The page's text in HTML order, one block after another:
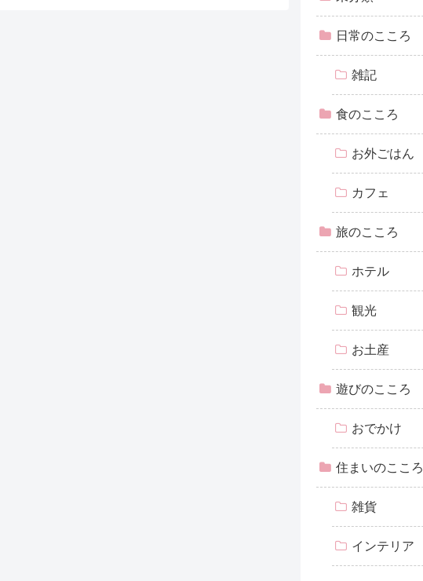
日常のこころ
雑記
食のこころ
お外ごはん
カフェ
旅のこころ
ホテル
観光
お土産
遊びのこころ
おでかけ
住まいのこころ
雑貨
インテリア